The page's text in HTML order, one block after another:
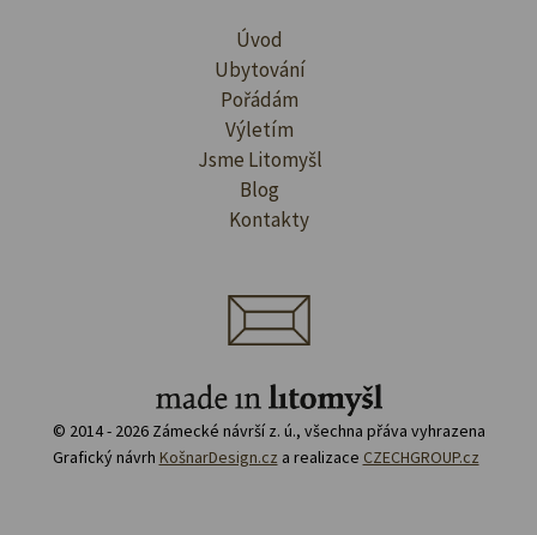
Úvod
Ubytování
Pořádám
Výletím
Jsme Litomyšl
Blog
Kontakty
© 2014 - 2026 Zámecké návrší z. ú., všechna přáva vyhrazena
Grafický návrh KošnarDesign.cz a realizace CZECHGROUP.cz